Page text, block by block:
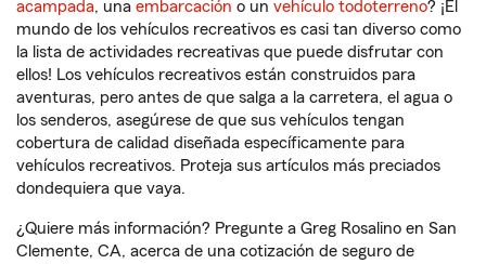
acampada, una embarcación o un vehículo todoterreno? ¡El
mundo de los vehículos recreativos es casi tan diverso como
la lista de actividades recreativas que puede disfrutar con
ellos! Los vehículos recreativos están construidos para
aventuras, pero antes de que salga a la carretera, el agua o
los senderos, asegúrese de que sus vehículos tengan
cobertura de calidad diseñada específicamente para
vehículos recreativos. Proteja sus artículos más preciados
dondequiera que vaya.
¿Quiere más información? Pregunte a Greg Rosalino en San
Clemente, CA, acerca de una cotización de seguro de